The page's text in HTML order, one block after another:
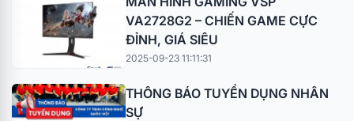
VA2728G2 – CHIẾN GAME CỰC
ĐỈNH, GIÁ SIÊU
2025-09-23 11:11:31
THÔNG BÁO TUYỂN DỤNG NHÂN
SỰ